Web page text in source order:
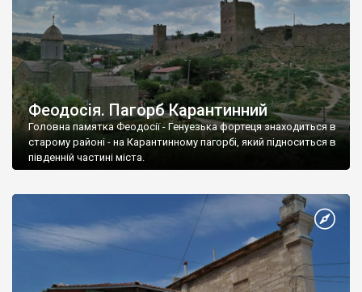
Феодосія. Пагорб Карантинний
Головна памятка Феодосії - Генуезька фортеця знаходиться в
старому районі - на Карантинному пагорбі, який підноситься в
південній частині міста.